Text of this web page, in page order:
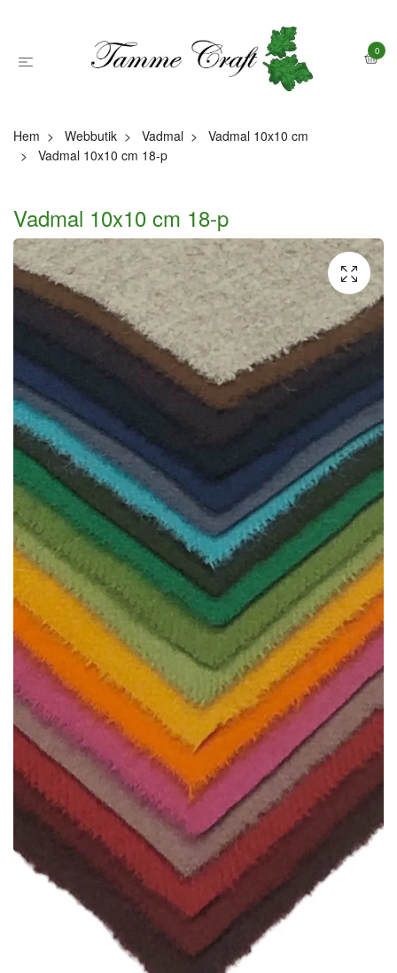
0
Hem Webbutik Vadmal
Vadmal 10x10 cm
Vadmal 10x10 cm 18-p
Vadmal 10x10 cm 18-p